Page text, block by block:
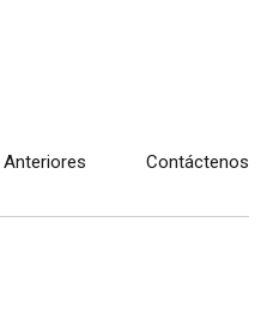
Contáctenos